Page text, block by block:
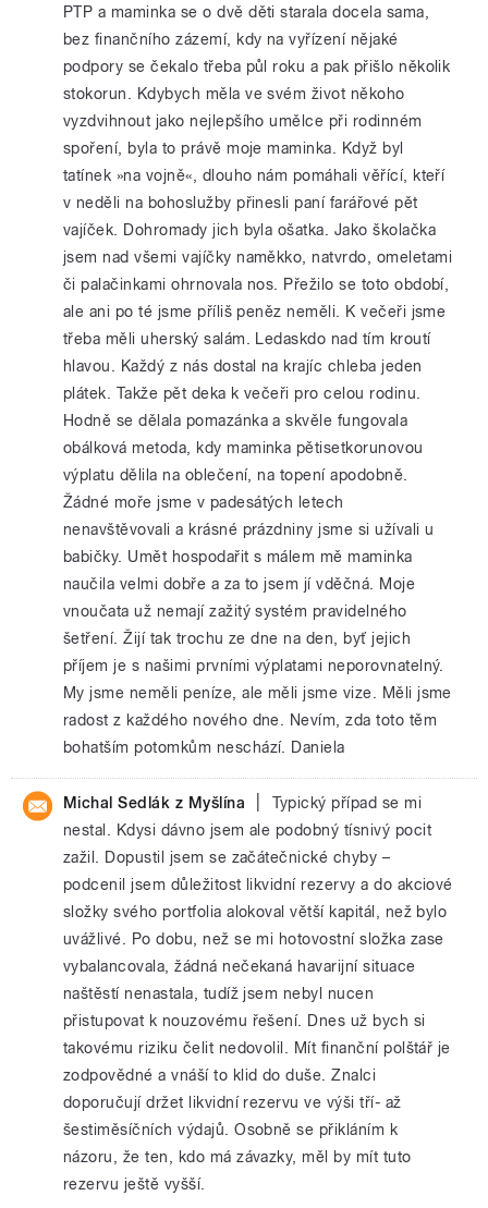
PTP a maminka se o dvě děti starala docela sama,
bez finančního zázemí, kdy na vyřízení nějaké
podpory se čekalo třeba půl roku a pak přišlo několik
stokorun. Kdybych měla ve svém život někoho
vyzdvihnout jako nejlepšího umělce při rodinném
spoření, byla to právě moje maminka. Když byl
tatínek »na vojně«, dlouho nám pomáhali věřící, kteří
v neděli na bohoslužby přinesli paní farářové pět
vajíček. Dohromady jich byla ošatka. Jako školačka
jsem nad všemi vajíčky naměkko, natvrdo, omeletami
či palačinkami ohrnovala nos. Přežilo se toto období,
ale ani po té jsme příliš peněz neměli. K večeři jsme
třeba měli uherský salám. Ledaskdo nad tím kroutí
hlavou. Každý z nás dostal na krajíc chleba jeden
plátek. Takže pět deka k večeři pro celou rodinu.
Hodně se dělala pomazánka a skvěle fungovala
obálková metoda, kdy maminka pětisetkorunovou
výplatu dělila na oblečení, na topení apodobně.
Žádné moře jsme v padesátých letech
nenavštěvovali a krásné prázdniny jsme si užívali u
babičky. Umět hospodařit s málem mě maminka
naučila velmi dobře a za to jsem jí vděčná. Moje
vnoučata už nemají zažitý systém pravidelného
šetření. Žijí tak trochu ze dne na den, byť jejich
příjem je s našimi prvními výplatami neporovnatelný.
My jsme neměli peníze, ale měli jsme vize. Měli jsme
radost z každého nového dne. Nevím, zda toto těm
bohatším potomkům neschází. Daniela
Michal Sedlák z Myšlína
Typický případ se mi
nestal. Kdysi dávno jsem ale podobný tísnivý pocit
zažil. Dopustil jsem se začátečnické chyby –
podcenil jsem důležitost likvidní rezervy a do akciové
složky svého portfolia alokoval větší kapitál, než bylo
uvážlivé. Po dobu, než se mi hotovostní složka zase
vybalancovala, žádná nečekaná havarijní situace
naštěstí nenastala, tudíž jsem nebyl nucen
přistupovat k nouzovému řešení. Dnes už bych si
takovému riziku čelit nedovolil. Mít finanční polštář je
zodpovědné a vnáší to klid do duše. Znalci
doporučují držet likvidní rezervu ve výši tří- až
šestiměsíčních výdajů. Osobně se přikláním k
názoru, že ten, kdo má závazky, měl by mít tuto
rezervu ještě vyšší.